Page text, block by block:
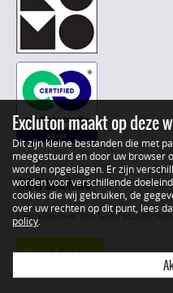
GWW brochure
Lees alles over ons GWW assortiment
Bekijk brochure
Excluton maakt op deze
Dit zijn kleine bestanden die met
meegestuurd en door uw browser
worden opgeslagen. Er zijn
worden voor verschillende
cookies die wij gebruiken, de
over uw rechten op dit punt, lees
policy